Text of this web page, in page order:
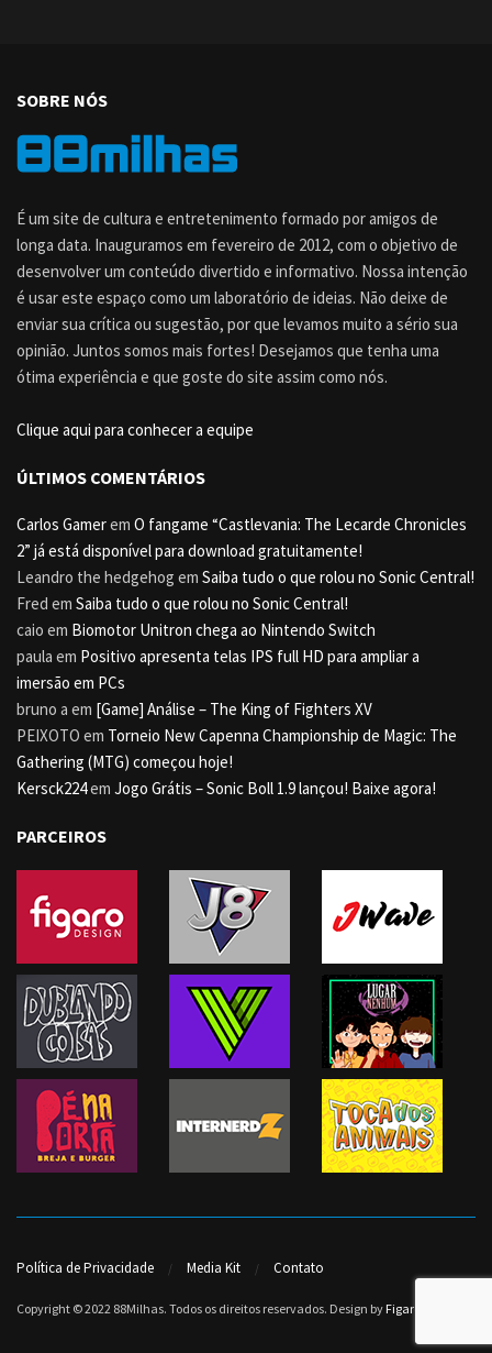
SOBRE NÓS
É um site de cultura e entretenimento formado por amigos de
longa data. Inauguramos em fevereiro de 2012, com o objetivo de
desenvolver um conteúdo divertido e informativo. Nossa intenção
é usar este espaço como um laboratório de ideias. Não deixe de
enviar sua crítica ou sugestão, por que levamos muito a sério sua
opinião. Juntos somos mais fortes! Desejamos que tenha uma
ótima experiência e que goste do site assim como nós.
Clique aqui para conhecer a equipe
ÚLTIMOS COMENTÁRIOS
Carlos Gamerem O fangame “Castlevania: The Lecarde Chronicles
2” já está disponível para download gratuitamente!
Leandro the hedgehog em Saiba tudo o que rolou no Sonic Central!
Fred em Saiba tudo o que rolou no Sonic Central!
caio em Biomotor Unitron chega ao Nintendo Switch
paula em Positivo apresenta telas IPS full HD para ampliar a
imersão em PCs
bruno a em [Game] Análise – The King of Fighters XV
PEIXOTO em Torneio New Capenna Championship de Magic: The
Gathering (MTG) começou hoje!
Kersck224em Jogo Grátis – Sonic Boll 1.9 lançou! Baixe agora!
PARCEIROS
Política de Privacidade Media Kit Contato
Copyright © 2022 88Milhas. Todos os direitos reservados. Design by Figaro Design